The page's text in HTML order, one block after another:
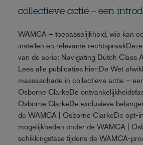
collectieve actie – een
WAMCA – toepasselijkheid, wie kan
instellen en relevante
van de serie: Navigating Dutch Class
Lees alle publicaties hier:De Wet
massaschade in collectieve actie –
Osborne ClarkeDe
Osborne ClarkeDe exclusieve
de WAMCA | Osborne ClarkeDe opt-
mogelijkheden onder de WAMCA |
schikkingsfase tijdens de WAMCA-